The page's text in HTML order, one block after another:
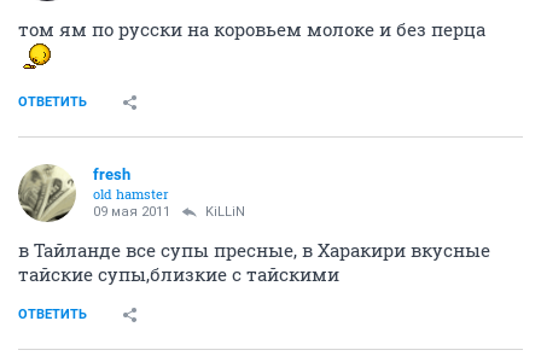
том ям по русски на коровьем молоке и без перца
ОТВЕТИТЬ
fresh
old hamster
09 мая 2011 KiLLiN
в Тайланде все супы пресные, в Харакири вкусные
тайские супы,близкие с тайскими
ОТВЕТИТЬ